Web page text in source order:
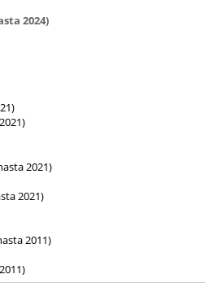
2024)
2021)
2021)
2011)